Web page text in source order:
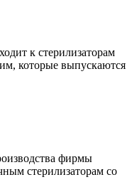
к стерилизаторам
которые выпускаются
фирмы
стерилизаторам со